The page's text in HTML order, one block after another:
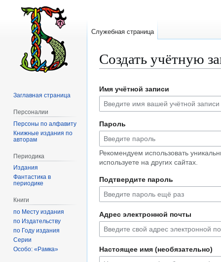
Создать учётную
к
навигации
к
поиску
Имя учётной записи
Пароль
Рекомендуем использовать
используете на других сайтах.
Подтвердите пароль
Адрес электронной почты
Настоящее имя (необязательно)
Служебная страница
Заглавная страница
Персоналии
Персоны по алфавиту
Книжные издания по
авторам
Периодика
Издания
Фантастика в
периодике
Книги
по Месту издания
по Издательству
по Году издания
Серии
Особо: «Рамка»